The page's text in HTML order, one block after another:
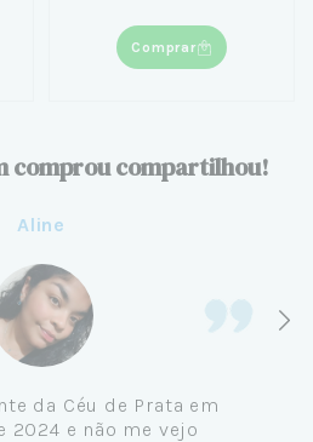
Comprar
comprou compartilhou!
Aline
da Céu de Prata em
2024 e não me vejo